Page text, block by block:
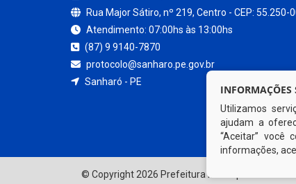
Rua Major Sátiro, nº 219, Centro - CEP: 55.250-
Atendimento: 07:00hs às 13:00hs
(87) 9 9140-7870
protocolo@sanharo.pe.gov.br
Sanharó - PE
© Copyright 2026 Prefeitura Municipal de
INFORMAÇÕES
Utilizamos
ajudam a
“Aceitar” você
informações,